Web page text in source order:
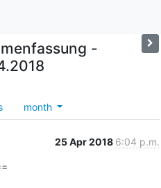
-
month
25 Apr 2018 6:04 p.m.